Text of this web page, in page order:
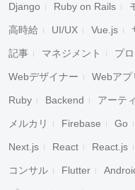
Django Ruby on Rails
高時給 UI/UX Vue.js
記事 マネジメント プ
Webデザイナー Webアプ
Ruby Backend アーテ
メルカリ Firebase Go
Next.js React React.js
コンサル Flutter